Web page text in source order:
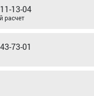
13-04
расчет
73-01